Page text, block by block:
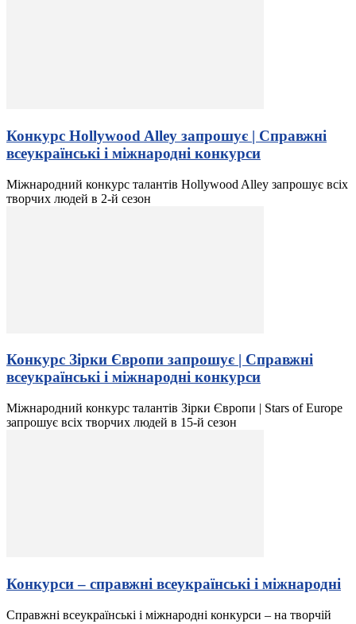
Конкурс Hollywood Alley запрошує | Справжні
всеукраїнські і міжнародні конкурси
Міжнародний конкурс талантів Hollywood Alley запрошує всіх
творчих людей в 2-й сезон
Конкурс Зірки Європи запрошує | Справжні
всеукраїнські і міжнародні конкурси
Міжнародний конкурс талантів Зірки Європи | Stars of Europe
запрошує всіх творчих людей в 15-й сезон
Конкурси – справжні всеукраїнські і міжнародні
Справжні всеукраїнські і міжнародні конкурси – на творчій